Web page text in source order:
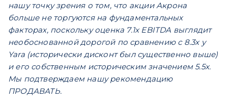
нашу точку зрения о том, что акции Акрона
больше не торгуются на фундаментальных
факторах, поскольку оценка 7.1x EBITDA выглядит
необоснованной дорогой по сравнению с 8.3x у
Yara (исторически дисконт был существенно выше)
и его собственным историческим значением 5.5x.
Мы подтверждаем нашу рекомендацию
ПРОДАВАТЬ.